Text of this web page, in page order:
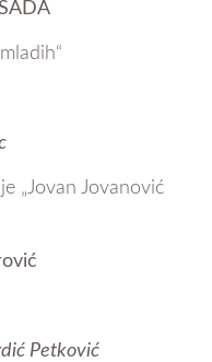
„Jovan Jovanović
Petković